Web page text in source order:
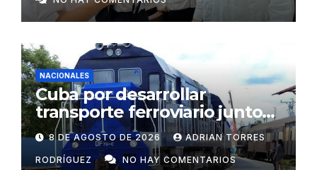
centros vitales
NACIONALES
Cuba por desarrollar
transporte ferroviario junto
con Rusia
8 DE AGOSTO DE 2026 ADRIAN TORRES
RODRÍGUEZ NO HAY COMENTARIOS